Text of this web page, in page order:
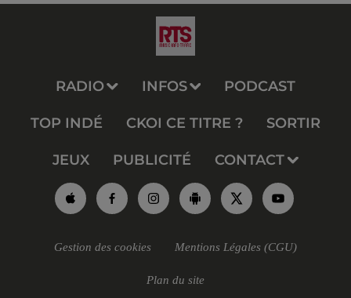
RADIO INFOS PODCAST
TOP INDÉ CKOI CE TITRE ? SORTIR
JEUX PUBLICITÉ CONTACT
Gestion des cookies Mentions Légales (CGU)
Plan du site